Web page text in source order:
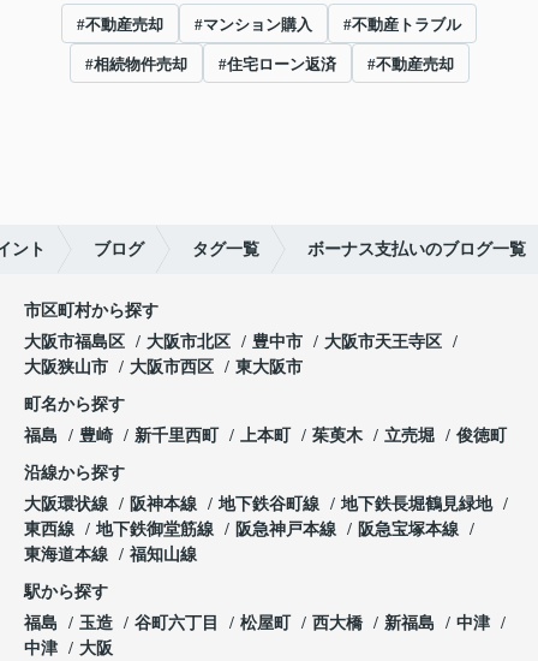
#不動産売却 #マンション購入 #不動産トラブル
#相続物件売却 #住宅ローン返済 #不動産売却
ント ブログ タグ一覧 ボーナス支払いのブログ一覧
市区町村から探す
大阪市福島区
大阪市北区 豊中市
大阪市天王寺区
大阪狭山市
大阪市西区 東大阪市
町名から探す
福島
豊崎 新千里西町 上本町 茱萸木 立売堀 俊徳町
沿線から探す
大阪環状線
阪神本線 地下鉄谷町線
地下鉄長堀鶴見緑地
東西線
地下鉄御堂筋線 阪急神戸本線
阪急宝塚本線
東海道本線
福知山線
駅から探す
福島
玉造 谷町六丁目 松屋町 西大橋 新福島
中津
中津
大阪